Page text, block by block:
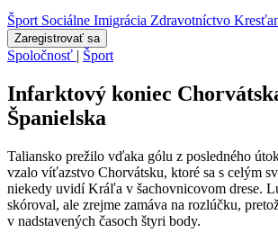
Šport Sociálne Imigrácia Zdravotníctvo
Zaregistrovať sa
Spoločnosť | Šport
Infarktový koniec
Španielska
Taliansko prežilo vďaka gólu z posledného
vzalo víťazstvo Chorvátsku, ktoré sa s celým
niekedy uvidí Kráľa v šachovnicovom drese.
skóroval, ale zrejme zamáva na rozlúčku,
v nadstavených časoch štyri body.